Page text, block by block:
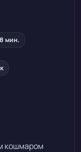
мин.
кошмаром